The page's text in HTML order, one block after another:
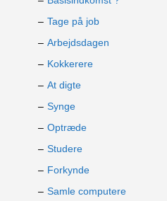
Tage på job
Arbejdsdagen
Kokkerere
At digte
Synge
Optræde
Studere
Forkynde
Samle computere